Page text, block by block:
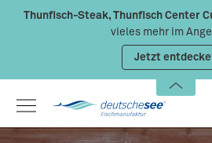
Zum Hauptinhalt springen
Thunfisch-Steak, Thunfisch Center
vieles mehr im
Jetzt